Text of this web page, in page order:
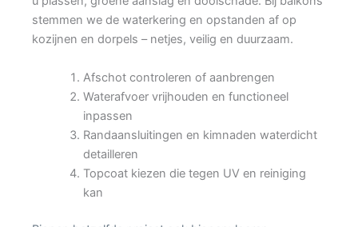
stemmen we de waterkering en opstanden af op
kozijnen en dorpels – netjes, veilig en duurzaam.
Afschot controleren of aanbrengen
Waterafvoer vrijhouden en functioneel
inpassen
Randaansluitingen en kimnaden waterdicht
detailleren
Topcoat kiezen die tegen UV en reiniging
kan